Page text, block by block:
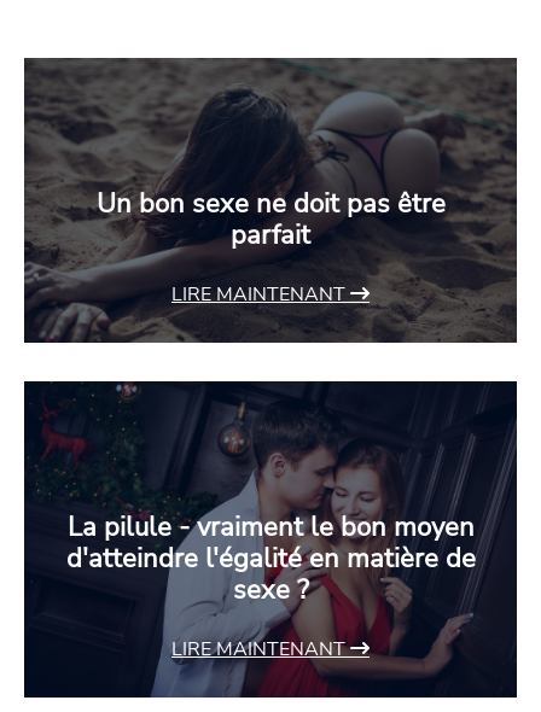
Un bon sexe ne doit pas être
parfait
LIRE MAINTENANT
La pilule - vraiment le bon moyen
d'atteindre l'égalité en matière de
sexe ?
LIRE MAINTENANT